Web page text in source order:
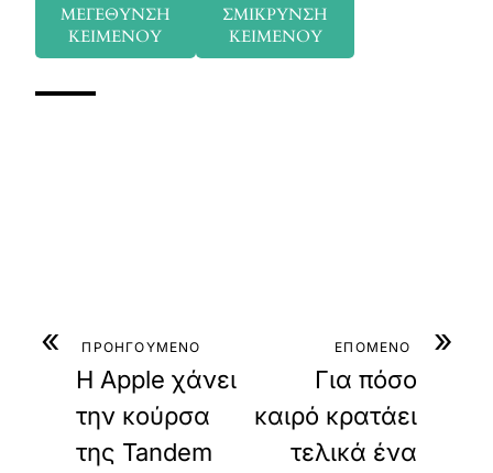
ΜΕΓΕΘΥΝΣΗ
ΚΕΙΜΕΝΟΥ
ΣΜΙΚΡΥΝΣΗ
ΚΕΙΜΕΝΟΥ
« ΠΡΟΗΓΟΥΜΕΝΟ
Η Apple χάνει
την κούρσα
της Tandem
»
ΕΠΟΜΕΝΟ
Για πόσο
καιρό κρατάει
τελικά ένα